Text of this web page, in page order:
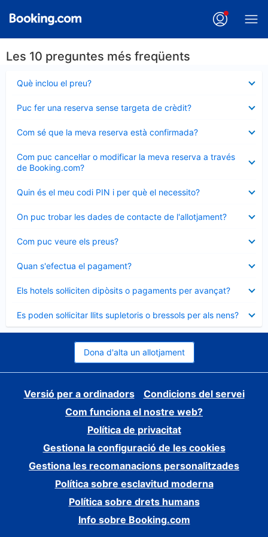
Les 10 preguntes més freqüents
Què inclou el preu?
tancat
Puc fer una reserva sense targeta de crèdit?
tancat
Com sé que la meva reserva està confirmada?
tancat
Com puc cancel·lar o modificar la meva reserva a través
de Booking.com?
tancat
Quin és el meu codi PIN i per què el necessito?
tancat
On puc trobar les dades de contacte de l'allotjament?
tancat
Com puc veure els preus?
tancat
Quan s'efectua el pagament?
tancat
Els hotels sol·liciten dipòsits o pagaments per avançat?
tancat
Es poden sol·licitar llits supletoris o bressols per als nens?
tancat
Dona d'alta un allotjament
Versió per a ordinadors
Condicions del servei
Com funciona el nostre web?
Política de privacitat
Gestiona la configuració de les cookies
Gestiona les recomanacions personalitzades
Política sobre esclavitud moderna
Política sobre drets humans
Info sobre Booking.com